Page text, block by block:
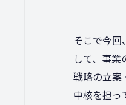
そこで今回
して、事業
戦略の立案
中核を担っ